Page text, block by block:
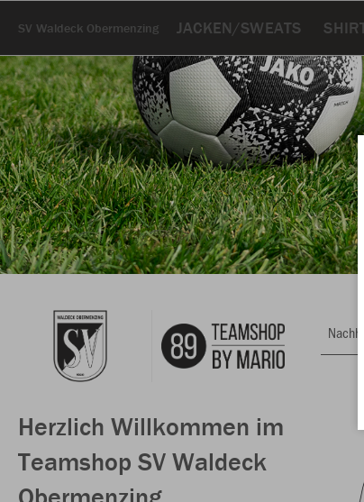
SV Waldeck Obermenzing JACKEN/SWEATS
Herzlich Willkommen im
Teamshop SV Waldeck